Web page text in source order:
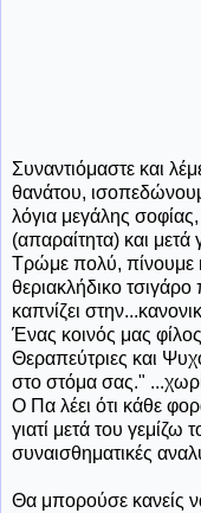
Συναντιόμαστε και
θανάτου,
λόγια μεγάλης
(απαραίτητα) και μετά
Τρώμε πολύ, πίνουμε
θεριακλήδικο
καπνίζει
Ένας κοινός μας φίλος
Θεραπεύτριες και
στο στόμα σας."
Ο Πα λέει ότι κάθε
γιατί μετά του γεμίζω
συναισθηματικές
Θα μπορούσε κανείς